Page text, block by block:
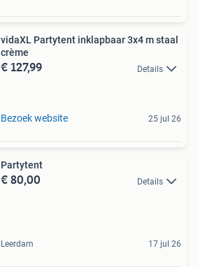
vidaXL Partytent inklapbaar 3x4 m staal
crème
€ 127,99 Details
Bezoek website 25 jul 26
Partytent
€ 80,00 Details
Leerdam 17 jul 26